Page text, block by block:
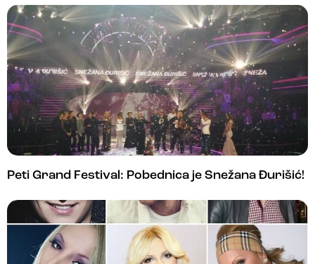
Peti Grand Festival: Pobednica je Snežana Đurišić!